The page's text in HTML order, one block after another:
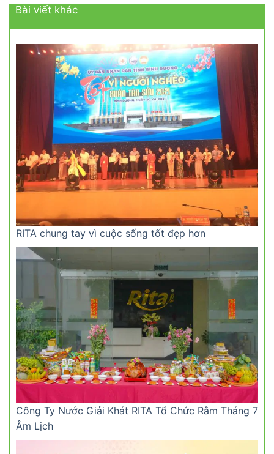
Bài viết khác
RITA chung tay vì cuộc sống tốt đẹp hơn
Công Ty Nước Giải Khát RITA Tổ Chức Rằm Tháng 7
Âm Lịch